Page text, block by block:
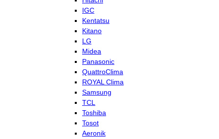
IGC
Kentatsu
Kitano
LG
Midea
Panasonic
QuattroClima
ROYAL Clima
Samsung
TCL
Toshiba
Tosot
Aeronik